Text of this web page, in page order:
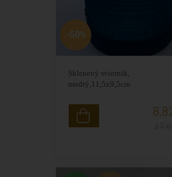
Sklenený svietnik,
modrý,11,5x9,5cm
-50%